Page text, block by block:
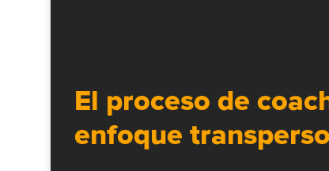
El proceso de
enfoque